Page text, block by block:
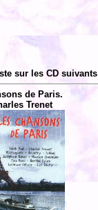
sur les CD
de Paris.
Trenet